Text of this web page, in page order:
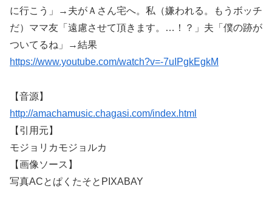
に行こう」→夫がＡさん宅へ。私（嫌われる。もうボッチ
だ）ママ友「遠慮させて頂きます。…！？」夫「僕の跡が
ついてるね」→結果
https://www.youtube.com/watch?v=-7uIPgkEgkM
【音源】
http://amachamusic.chagasi.com/index.html
【引用元】
モジョリカモジョルカ
【画像ソース】
写真ACとぱくたそとPIXABAY